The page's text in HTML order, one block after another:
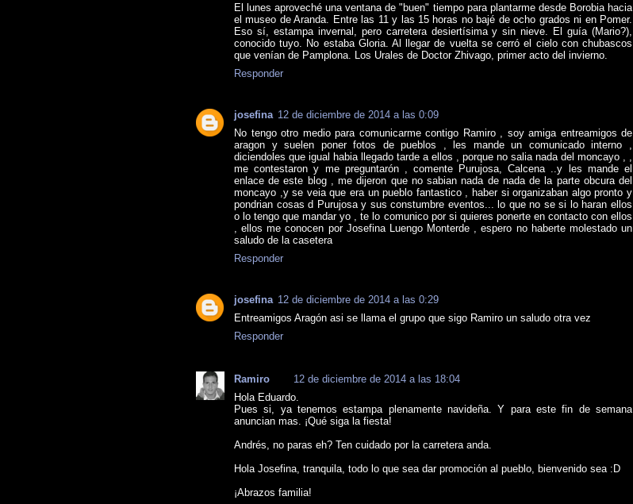
El lunes aproveché una ventana de "buen" tiempo para plantarme desde Borobia hacia
el museo de Aranda. Entre las 11 y las 15 horas no bajé de ocho grados ni en Pomer.
Eso sí, estampa invernal, pero carretera desiertísima y sin nieve. El guía (Mario?),
conocido tuyo. No estaba Gloria. Al llegar de vuelta se cerró el cielo con chubascos
que venían de Pamplona. Los Urales de Doctor Zhivago, primer acto del invierno.
Responder
josefina 12 de diciembre de 2014 a las 0:09
No tengo otro medio para comunicarme contigo Ramiro , soy amiga entreamigos de
aragon y suelen poner fotos de pueblos , les mande un comunicado interno ,
diciendoles que igual habia llegado tarde a ellos , porque no salia nada del moncayo , ,
me contestaron y me preguntarón , comente Purujosa, Calcena ..y les mande el
enlace de este blog , me dijeron que no sabian nada de nada de la parte obcura del
moncayo ,y se veia que era un pueblo fantastico , haber si organizaban algo pronto y
pondrian cosas d Purujosa y sus constumbre eventos... lo que no se si lo haran ellos
o lo tengo que mandar yo , te lo comunico por si quieres ponerte en contacto con ellos
, ellos me conocen por Josefina Luengo Monterde , espero no haberte molestado un
saludo de la casetera
Responder
josefina 12 de diciembre de 2014 a las 0:29
Entreamigos Aragón asi se llama el grupo que sigo Ramiro un saludo otra vez
Responder
Ramiro
12 de diciembre de 2014 a las 18:04
Hola Eduardo.
Pues si, ya tenemos estampa plenamente navideña. Y para este fin de semana
anuncian mas. ¡Qué siga la fiesta!
Andrés, no paras eh? Ten cuidado por la carretera anda.
Hola Josefina, tranquila, todo lo que sea dar promoción al pueblo, bienvenido sea :D
¡Abrazos familia!